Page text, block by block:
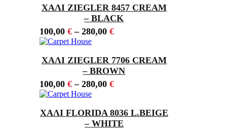
ΧΑΛΙ ZIEGLER 8457 CREAM
– BLACK
100,00 €– 280,00 €
ΧΑΛΙ ZIEGLER 7706 CREAM
– BROWN
100,00 €– 280,00 €
ΧΑΛΙ FLORIDA 8036 L.BEIGE
– WHITE